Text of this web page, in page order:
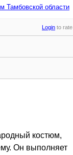
Тамбовской области
Login to rate
костюм,
Он выполняет